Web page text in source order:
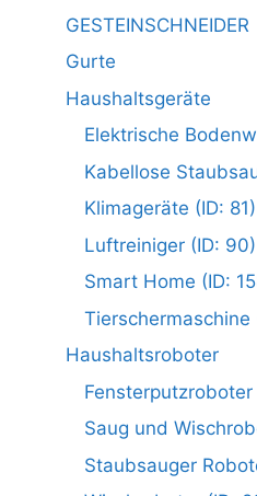
GESTEINSCHNEIDER
Gurte
Haushaltsgeräte
Elektrische
Kabellose
Klimageräte (ID: 81)
Luftreiniger (ID: 90)
Smart Home (ID:
Tierschermaschine
Haushaltsroboter
Fensterputzroboter
Saug und
Staubsauger